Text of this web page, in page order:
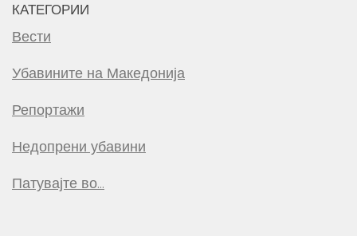
КАТЕГОРИИ
Вести
Убавините на Македонија
Репортажи
Недопрени убавини
Патувајте во…